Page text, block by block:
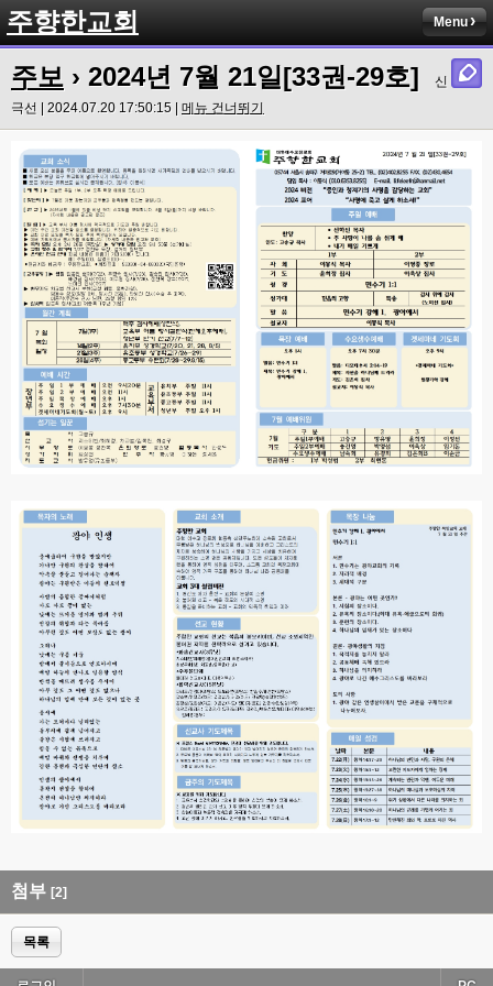
주향한교회 Menu
주보 › 2024년 7월 21일[33권-29호]
신
극선 | 2024.07.20 17:50:15 | 메뉴 건너뛰기
첨부 [2]
목록